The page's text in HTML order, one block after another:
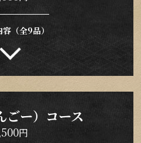
（全9品）
ごー）コース
円